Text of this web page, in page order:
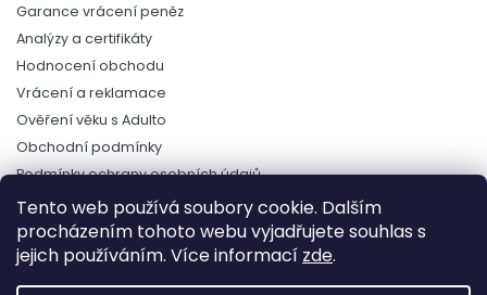
Tento web používá soubory cookie. Dalším
procházením tohoto webu vyjadřujete souhlas s
jejich používáním. Více informací zde.
Garance vrácení peněz
Analýzy a certifikáty
Hodnocení obchodu
Vrácení a reklamace
Ověření věku s Adulto
Obchodní podmínky
Podmínky ochrany osobních údajů
Napište nám
Můj účet